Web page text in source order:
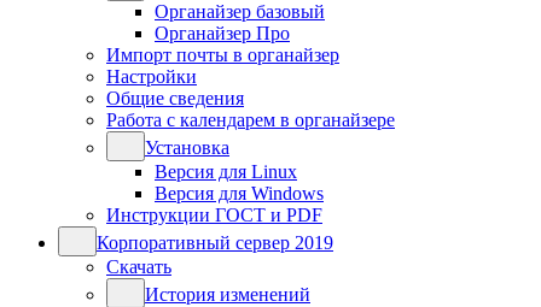
Органайзер базовый
Органайзер Про
Импорт почты в органайзер
Настройки
Общие сведения
Работа с календарем в органайзере
Установка
Версия для Linux
Версия для Windows
Инструкции ГОСТ и PDF
Корпоративный сервер 2019
Скачать
История изменений